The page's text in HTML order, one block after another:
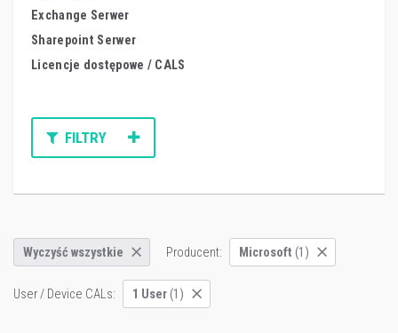
Exchange Serwer
Sharepoint Serwer
Licencje dostępowe / CALS
FILTRY
Wyczyść wszystkie Producent: Microsoft (1)
User / Device CALs: 1 User(1)